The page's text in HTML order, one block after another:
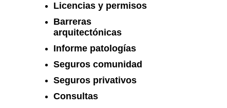
Licencias y permisos
Barreras
arquitectónicas
Informe patologías
Seguros comunidad
Seguros privativos
Consultas